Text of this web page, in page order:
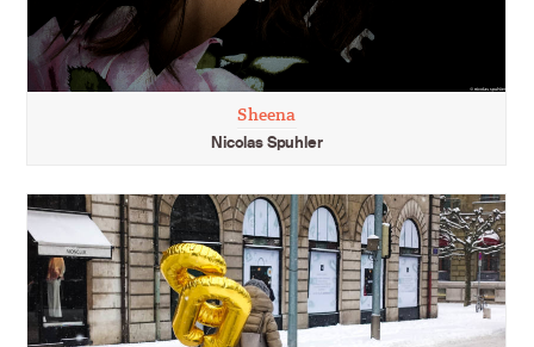
Sheena
Nicolas Spuhler